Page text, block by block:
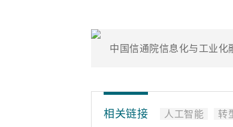
相关链接 人工智能 转